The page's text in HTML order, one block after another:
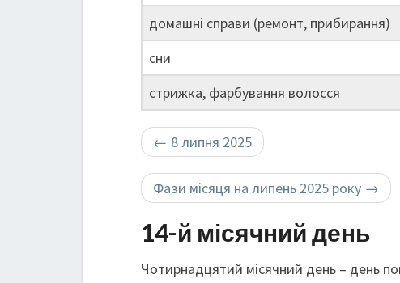
домашні справи (ремонт, прибирання)
сни
стрижка, фарбування волосся
← 8 липня 2025
Фази місяця на липень 2025 року →
14-й місячний день
Чотирнадцятий місячний день – день